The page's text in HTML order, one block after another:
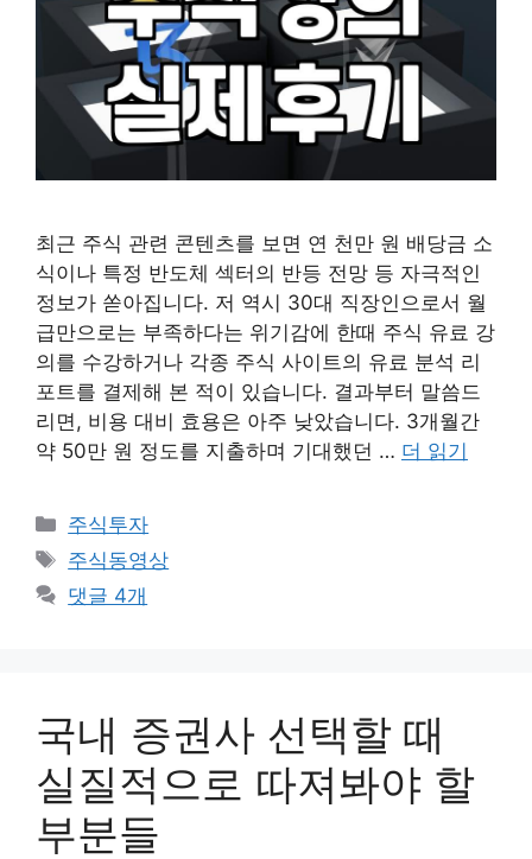
최근 주식 관련 콘텐츠를 보면 연 천만 원 배당금 소
식이나 특정 반도체 섹터의 반등 전망 등 자극적인
정보가 쏟아집니다. 저 역시 30대 직장인으로서 월
급만으로는 부족하다는 위기감에 한때 주식 유료 강
의를 수강하거나 각종 주식 사이트의 유료 분석 리
포트를 결제해 본 적이 있습니다. 결과부터 말씀드
리면, 비용 대비 효용은 아주 낮았습니다. 3개월간
약 50만 원 정도를 지출하며 기대했던 … 더 읽기
카
테
고
리
주식투자
태
그
주식동영상
댓글 4개
국내 증권사 선택할 때
실질적으로 따져봐야 할
부분들